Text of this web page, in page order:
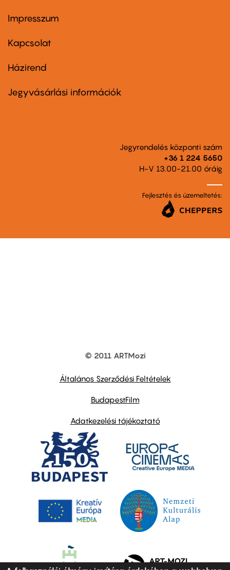
Footer
first
Impresszum
Kapcsolat
Footer
second
Házirend
Jegyvásárlási információk
Jegyrendelés központi szám
+36 1 224 5650
H-V 13.00-21.00 óráig
Fejlesztés és üzemeltetés:
© 2011 ARTMozi
Általános Szerződési Feltételek
BudapestFilm
Adatkezelési tájékoztató